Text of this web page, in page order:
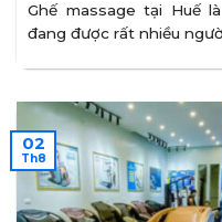
Ghế massage tại Huế
đang được rất nhiều
02
Th8